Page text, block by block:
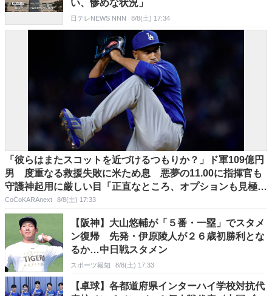
い、惨めな状況」
日テレNEWS NNN 8/8(土) 17:34
「彼らはまたスコットを近づけるつもりか？」ド軍109億円
男 度重なる救援失敗に米ため息 悪夢の11.00に指揮官も
守護神起用に厳しい目「正直なところ、オプションも見極め
ないといけない」
CoCoKARAnext 8/8(土) 17:33
【阪神】大山悠輔が「５番・一塁」でスタメ
ン復帰 先発・伊原陵人が２６歳初勝利とな
るか…中日戦スタメン
スポーツ報知 8/8(土) 17:33
【卓球】各都道府県インターハイ学校対抗代